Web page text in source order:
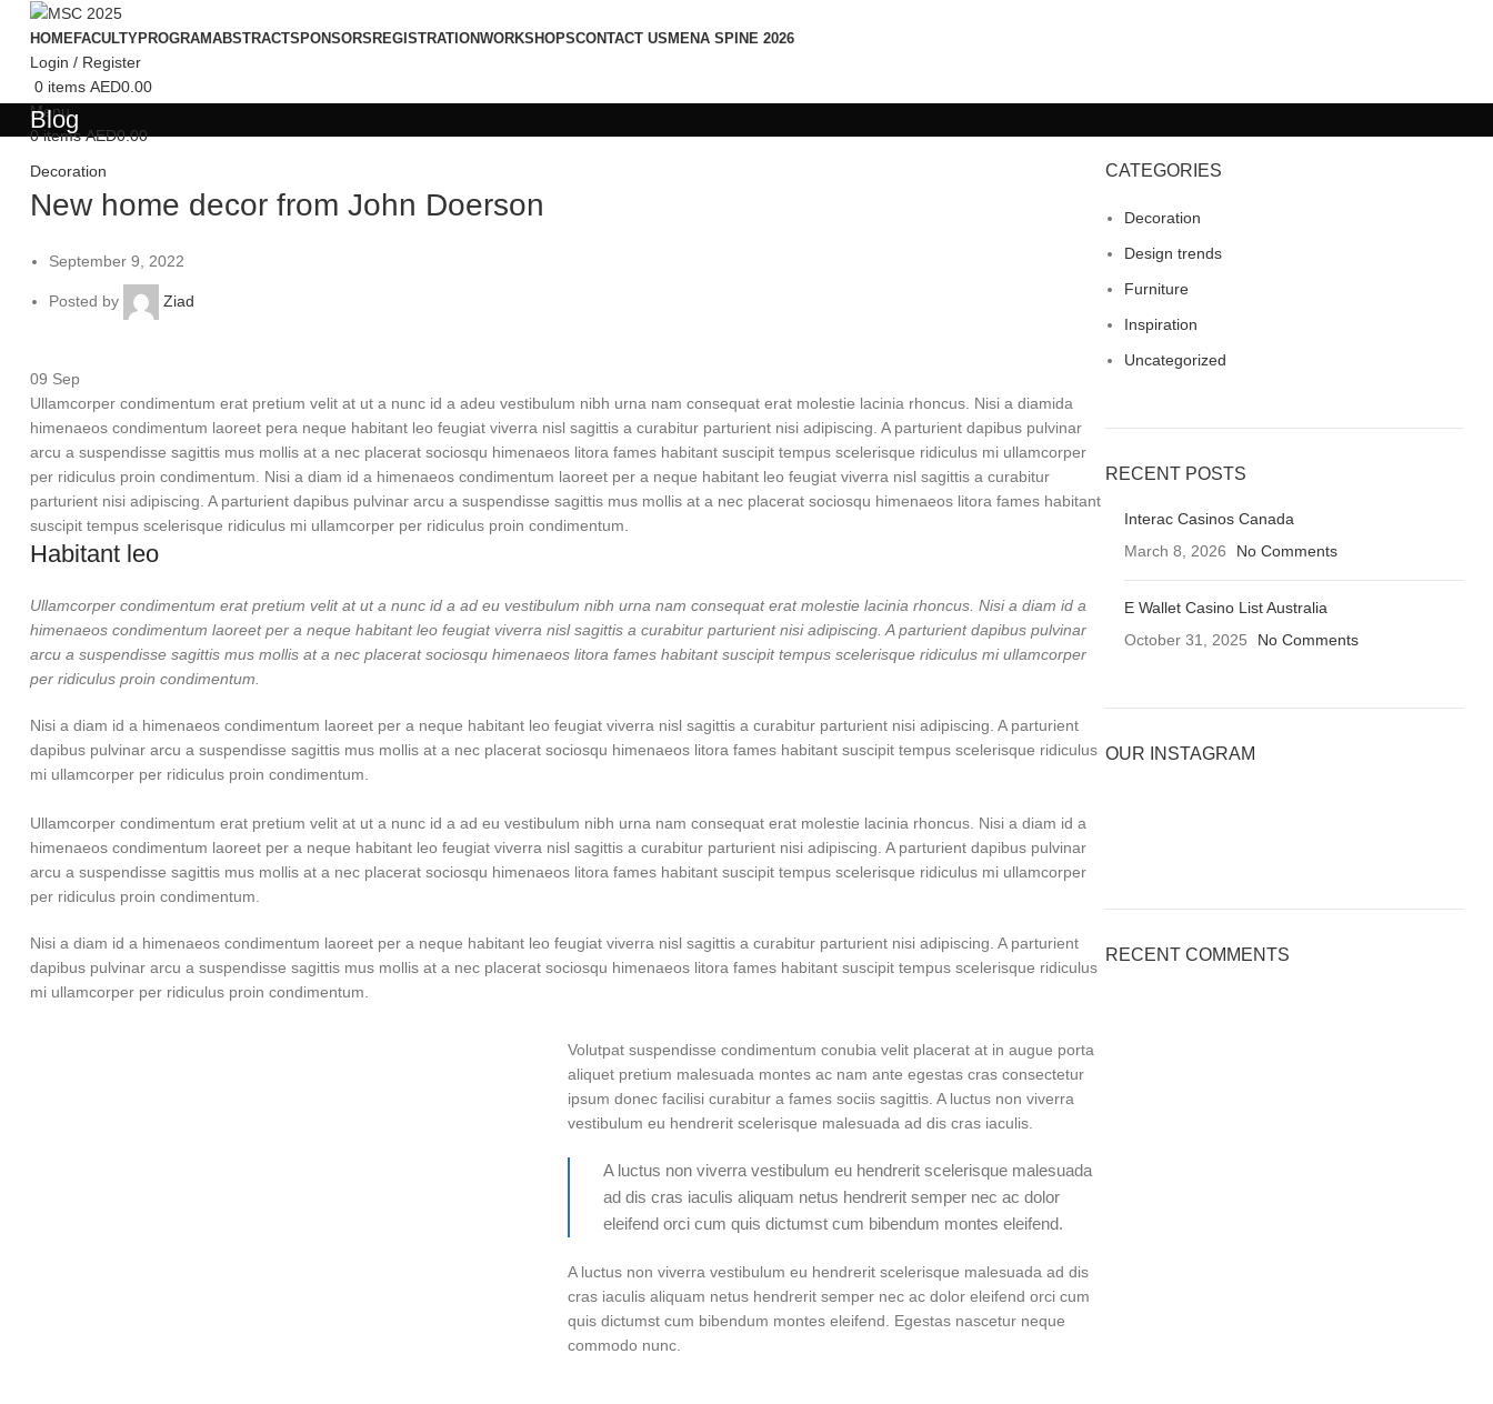
HOMEFACULTYPROGRAMABSTRACTSPONSORS REGISTRATIONWORKSHOPSCONTACT US MENA SPINE 2026
Login / Register
0 items AED0.00
Menu
0items AED0.00
Blog
Decoration
New home decor from John Doerson
September 9, 2022
Posted by Ziad
09 Sep
Ullamcorper condimentum erat pretium velit at ut a nunc id a adeu vestibulum nibh urna nam consequat erat molestie lacinia rhoncus. Nisi a diamida
himenaeos condimentum laoreet pera neque habitant leo feugiat viverra nisl sagittis a curabitur parturient nisi adipiscing. A parturient dapibus pulvinar
arcu a suspendisse sagittis mus mollis at a nec placerat sociosqu himenaeos litora fames habitant suscipit tempus scelerisque ridiculus mi ullamcorper
per ridiculus proin condimentum. Nisi a diam id a himenaeos condimentum laoreet per a neque habitant leo feugiat viverra nisl sagittis a curabitur
parturient nisi adipiscing. A parturient dapibus pulvinar arcu a suspendisse sagittis mus mollis at a nec placerat sociosqu himenaeos litora fames habitant
suscipit tempus scelerisque ridiculus mi ullamcorper per ridiculus proin condimentum.
Habitant leo
Ullamcorper condimentum erat pretium velit at ut a nunc id a ad eu vestibulum nibh urna nam consequat erat molestie lacinia rhoncus. Nisi a diam id a
himenaeos condimentum laoreet per a neque habitant leo feugiat viverra nisl sagittis a curabitur parturient nisi adipiscing. A parturient dapibus pulvinar
arcu a suspendisse sagittis mus mollis at a nec placerat sociosqu himenaeos litora fames habitant suscipit tempus scelerisque ridiculus mi ullamcorper
per ridiculus proin condimentum.
Nisi a diam id a himenaeos condimentum laoreet per a neque habitant leo feugiat viverra nisl sagittis a curabitur parturient nisi adipiscing. A parturient
dapibus pulvinar arcu a suspendisse sagittis mus mollis at a nec placerat sociosqu himenaeos litora fames habitant suscipit tempus scelerisque ridiculus
mi ullamcorper per ridiculus proin condimentum.
Ullamcorper condimentum erat pretium velit at ut a nunc id a ad eu vestibulum nibh urna nam consequat erat molestie lacinia rhoncus. Nisi a diam id a
himenaeos condimentum laoreet per a neque habitant leo feugiat viverra nisl sagittis a curabitur parturient nisi adipiscing. A parturient dapibus pulvinar
arcu a suspendisse sagittis mus mollis at a nec placerat sociosqu himenaeos litora fames habitant suscipit tempus scelerisque ridiculus mi ullamcorper
per ridiculus proin condimentum.
Nisi a diam id a himenaeos condimentum laoreet per a neque habitant leo feugiat viverra nisl sagittis a curabitur parturient nisi adipiscing. A parturient
dapibus pulvinar arcu a suspendisse sagittis mus mollis at a nec placerat sociosqu himenaeos litora fames habitant suscipit tempus scelerisque ridiculus
mi ullamcorper per ridiculus proin condimentum.
Volutpat suspendisse condimentum conubia velit placerat at in augue porta
aliquet pretium malesuada montes ac nam ante egestas cras consectetur
ipsum donec facilisi curabitur a fames sociis sagittis. A luctus non viverra
vestibulum eu hendrerit scelerisque malesuada ad dis cras iaculis.
A luctus non viverra vestibulum eu hendrerit scelerisque malesuada
ad dis cras iaculis aliquam netus hendrerit semper nec ac dolor
eleifend orci cum quis dictumst cum bibendum montes eleifend.
A luctus non viverra vestibulum eu hendrerit scelerisque malesuada ad dis
cras iaculis aliquam netus hendrerit semper nec ac dolor eleifend orci cum
quis dictumst cum bibendum montes eleifend. Egestas nascetur neque
commodo nunc.
CATEGORIES
Decoration
Design trends
Furniture
Inspiration
Uncategorized
RECENT POSTS
Interac Casinos Canada
March 8, 2026
No Comments
E Wallet Casino List Australia
October 31, 2025
No Comments
OUR INSTAGRAM
RECENT COMMENTS